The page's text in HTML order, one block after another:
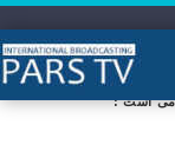
است